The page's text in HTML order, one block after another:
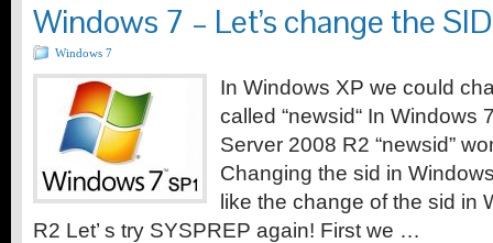
Windows 7 – Let’s change the
Windows 7
In Windows XP we could
called “newsid“ In Windows
Server 2008 R2 “newsid”
Changing the sid in
like the change of the sid in
R2 Let’ s try SYSPREP again! First we …